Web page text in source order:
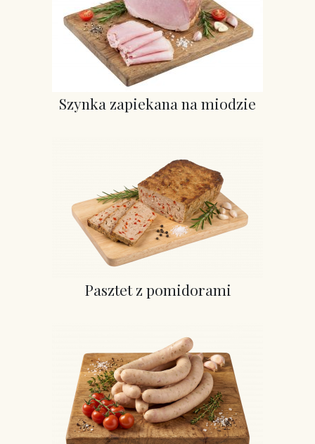
Szynka zapiekana na miodzie
Pasztet z pomidorami